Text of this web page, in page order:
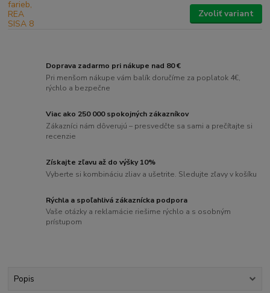
Zvoliť variant
Doprava zadarmo pri nákupe nad 80 €
Pri menšom nákupe vám balík doručíme za poplatok 4€,
rýchlo a bezpečne
Viac ako 250 000 spokojných zákazníkov
Zákazníci nám dôverujú – presvedčte sa sami a prečítajte si
recenzie
Získajte zľavu až do výšky 10%
Vyberte si kombináciu zliav a ušetrite. Sledujte zľavy v košíku
Rýchla a spoľahlivá zákaznícka podpora
Vaše otázky a reklamácie riešime rýchlo a s osobným
prístupom
Popis